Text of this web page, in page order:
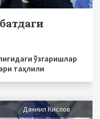
ўзгаришлар
таҳлили
Даниил Кислов